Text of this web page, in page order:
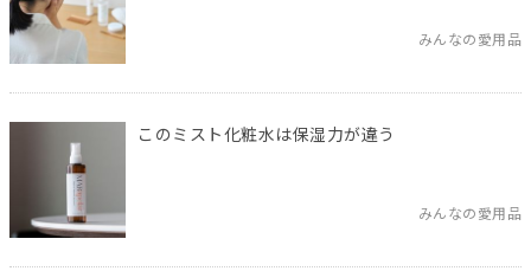
みんなの愛用品
このミスト化粧水は保湿力が違う
みんなの愛用品